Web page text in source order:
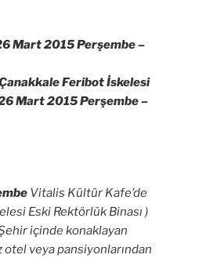
Mart 2015 Perşembe –
Feribot İskelesi
Mart 2015 Perşembe –
Vitalis Kültür Kafe’de
Eski Rektörlük Binası )
içinde konaklayan
veya pansiyonlarından